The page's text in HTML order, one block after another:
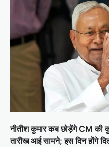
नीतीश कुमार कब छोड़ेंगे CM की
तारीख आई सामने; इस दिन होंगे